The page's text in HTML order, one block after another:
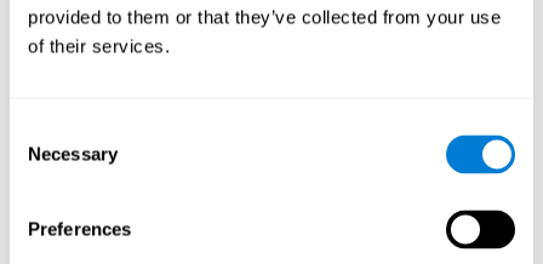
provided to them or that they’ve collected from your use
of their services.
Selection
Necessary
Preferences
degradação cognitiva não seja uma consequência do
envelhecimento, a diminuição da actividade cognitiva pode
neurodegenerativas, como Parkinson ou Alzheimer, não têm
ajuda importante contra a deterioração cognitiva derivada
dessas doenças.